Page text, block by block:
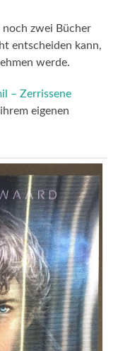
zwei Bücher
entscheiden kann,
werde.
– Zerrissene
eigenen